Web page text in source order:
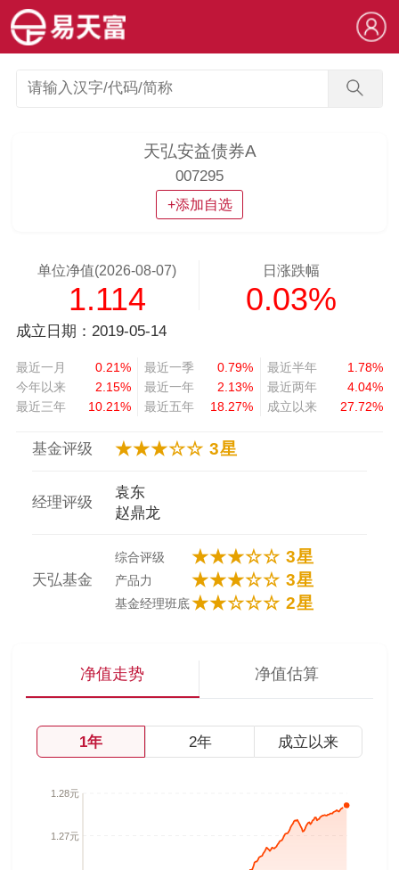
天弘安益债券A
007295
+添加自选
单位净值(2026-08-07)
1.114
日涨跌幅
0.03%
成立日期：2019-05-14
最近一月 0.21% 最近一季 0.79% 最近半年
1.78%
今年以来
2.15% 最近一年 2.13% 最近两年
4.04%
最近三年
10.21% 最近五年 18.27% 成立以来 27.72%
基金评级 ★★★☆☆ 3星
经理评级
袁东
赵鼎龙
天弘基金
综合评级 ★★★☆☆ 3星
产品力 ★★★☆☆ 3星
基金经理班底★★☆☆☆ 2星
净值走势 净值估算
1年 2年 成立以来